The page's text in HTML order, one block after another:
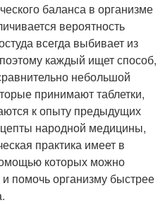
баланса в организме
вероятность
всегда выбивает из
каждый ищет способ,
небольшой
принимают таблетки,
к опыту предыдущих
народной медицины,
практика имеет в
которых можно
помочь организму быстрее